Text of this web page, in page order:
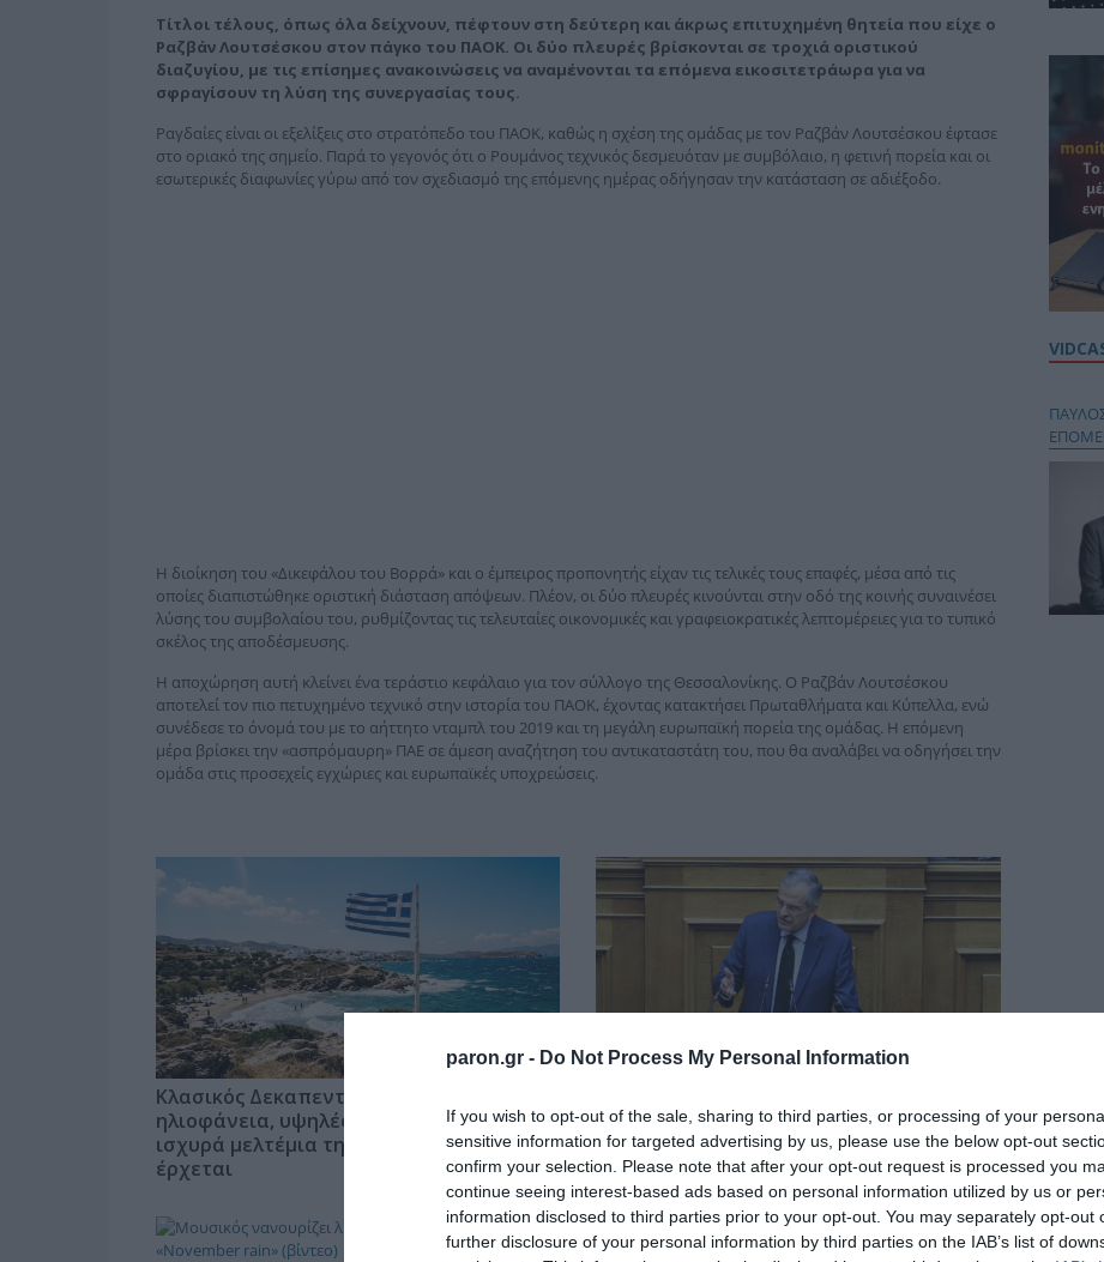
paron.gr - Do Not Process My Personal Information
If you wish to opt-out of the sale, sharing to third parties, or processing of your
sensitive information for targeted advertising by us, please use the below opt-out
confirm your selection. Please note that after your opt-out request is processed you
continue seeing interest-based ads based on personal information utilized by us or
information disclosed to third parties prior to your opt-out. You may separately opt-out
further disclosure of your personal information by third parties on the IAB’s list of
Τίτλοι τέλους, όπως όλα δείχνουν, πέφτουν στη δεύτερη και άκρως επιτυχημένη θητεία που είχε ο
Ραζβάν Λουτσέσκου στον πάγκο του ΠΑΟΚ. Οι δύο πλευρές βρίσκονται σε τροχιά οριστικού
διαζυγίου, με τις επίσημες ανακοινώσεις να αναμένονται τα επόμενα εικοσιτετράωρα για να
σφραγίσουν τη λύση της συνεργασίας τους.
Ραγδαίες είναι οι εξελίξεις στο στρατόπεδο του ΠΑΟΚ, καθώς η σχέση της ομάδας με τον Ραζβάν Λουτσέσκου έφτασε
στο οριακό της σημείο. Παρά το γεγονός ότι ο Ρουμάνος τεχνικός δεσμευόταν με συμβόλαιο, η φετινή πορεία και οι
εσωτερικές διαφωνίες γύρω από τον σχεδιασμό της επόμενης ημέρας οδήγησαν την κατάσταση σε αδιέξοδο.
Η διοίκηση του «Δικεφάλου του Βορρά» και ο έμπειρος προπονητής είχαν τις τελικές τους επαφές, μέσα από τις
οποίες διαπιστώθηκε οριστική διάσταση απόψεων. Πλέον, οι δύο πλευρές κινούνται στην οδό της κοινής συναινέσει
λύσης του συμβολαίου του, ρυθμίζοντας τις τελευταίες οικονομικές και γραφειοκρατικές λεπτομέρειες για το τυπικό
σκέλος της αποδέσμευσης.
Η αποχώρηση αυτή κλείνει ένα τεράστιο κεφάλαιο για τον σύλλογο της Θεσσαλονίκης. Ο Ραζβάν Λουτσέσκου
αποτελεί τον πιο πετυχημένο τεχνικό στην ιστορία του ΠΑΟΚ, έχοντας κατακτήσει Πρωταθλήματα και Κύπελλα, ενώ
συνέδεσε το όνομά του με το αήττητο νταμπλ του 2019 και τη μεγάλη ευρωπαϊκή πορεία της ομάδας. Η επόμενη
μέρα βρίσκει την «ασπρόμαυρη» ΠΑΕ σε άμεση αναζήτηση του αντικαταστάτη του, που θα αναλάβει να οδηγήσει την
ομάδα στις προσεχείς εγχώριες και ευρωπαϊκές υποχρεώσεις.
Κλασικός Δεκαπενταύγουστος με
ηλιοφάνεια, υψηλές θερμοκρασίες και
ισχυρά μελτέμια την εβδομάδα που
έρχεται
Σαμαράς – Απειλή για ΝΔ